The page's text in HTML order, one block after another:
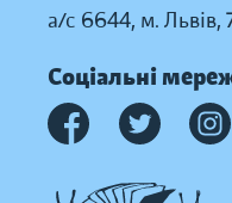
а/с 6644, м. Львів,
Соціальні